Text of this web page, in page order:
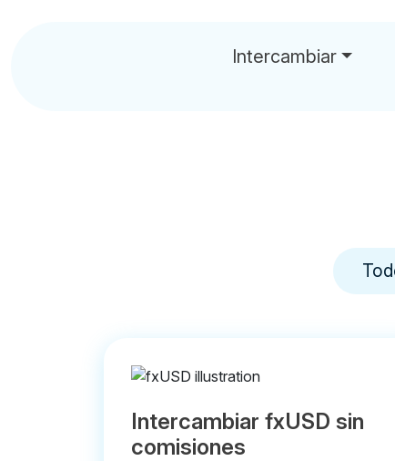
Intercambiar
Intercambiar fxUSD sin
comisiones